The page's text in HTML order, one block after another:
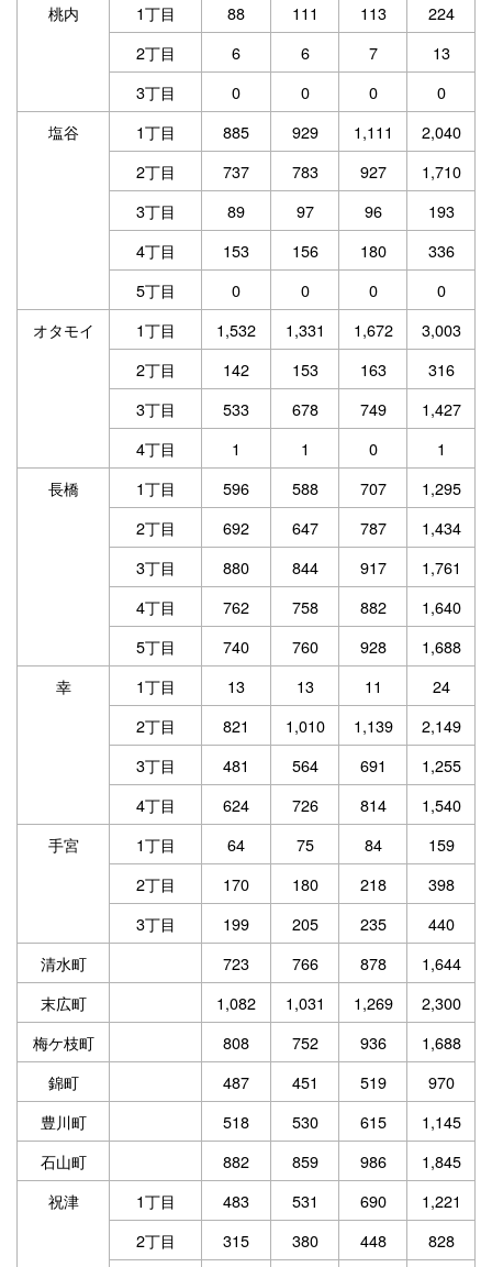
桃内
1丁目 88 111 113
224
2丁目
6 6 7
13
3丁目
0 0 0
0
塩谷
1丁目 885 929 1,111
2,040
2丁目
737 783 927
1,710
3丁目
89 97 96
193
4丁目
153 156 180
336
5丁目
0 0 0
0
オタモイ
1丁目 1,532 1,331 1,672
3,003
2丁目
142 153 163
316
3丁目
533 678 749
1,427
4丁目
1 1 0
1
長橋
1丁目 596 588 707
1,295
2丁目
692 647 787
1,434
3丁目
880 844 917
1,761
4丁目
762 758 882
1,640
5丁目
740 760 928
1,688
幸
1丁目 13 13 11
24
2丁目
821 1,010 1,139
2,149
3丁目
481 564 691
1,255
4丁目
624 726 814
1,540
手宮
1丁目 64 75 84
159
2丁目
170 180 218
398
3丁目
199 205 235
440
清水町
723 766 878
1,644
末広町
1,082 1,031 1,269
2,300
梅ケ枝町
808 752 936
1,688
錦町
487 451 519
970
豊川町
518 530 615
1,145
石山町
882 859 986
1,845
祝津
1丁目 483 531 690
1,221
2丁目
315 380 448
828